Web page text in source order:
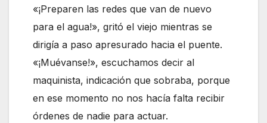
«¡Preparen las redes que van de nuevo
para el agua!», gritó el viejo mientras se
dirigía a paso apresurado hacia el puente.
«¡Muévanse!», escuchamos decir al
maquinista, indicación que sobraba, porque
en ese momento no nos hacía falta recibir
órdenes de nadie para actuar.